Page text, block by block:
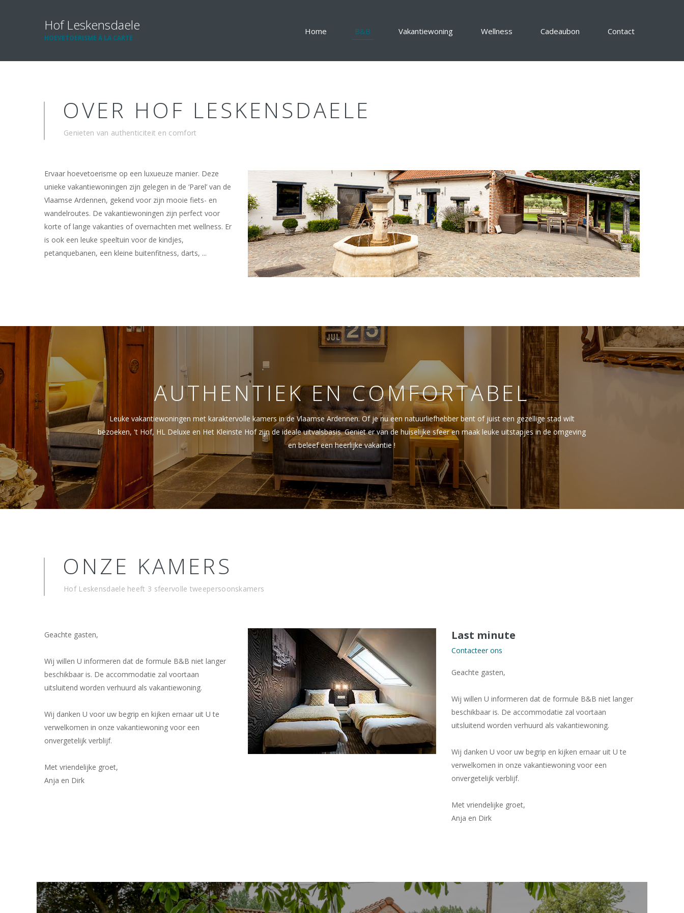
Hof Leskensdaele
HOEVETOERISME À LA CARTE
Home B&B Vakantiewoning Wellness Cadeaubon Contact
OVER HOF LESKENSDAELE
Genieten van authenticiteit en comfort
Ervaar hoevetoerisme op een luxueuze manier. Deze
unieke vakantiewoningen zijn gelegen in de ‘Parel’ van de
Vlaamse Ardennen, gekend voor zijn mooie fiets- en
wandelroutes. De vakantiewoningen zijn perfect voor
korte of lange vakanties of overnachten met wellness. Er
is ook een leuke speeltuin voor de kindjes,
petanquebanen, een kleine buitenfitness, darts, ...
AUTHENTIEK EN COMFORTABEL
Leuke vakantiewoningen met karaktervolle kamers in de Vlaamse Ardennen. Of je nu een natuurliefhebber bent of juist een gezellige stad wilt
bezoeken, 't Hof, HL Deluxe en Het Kleinste Hof zijn de ideale uitvalsbasis. Geniet er van de huiselijke sfeer en maak leuke uitstapjes in de omgeving
en beleef een heerlijke vakantie !
ONZE KAMERS
Hof Leskensdaele heeft 3 sfeervolle tweepersoonskamers
Geachte gasten,
Wij willen U informeren dat de formule B&B niet langer
beschikbaar is. De accommodatie zal voortaan
uitsluitend worden verhuurd als vakantiewoning.
Wij danken U voor uw begrip en kijken ernaar uit U te
verwelkomen in onze vakantiewoning voor een
onvergetelijk verblijf.
Met vriendelijke groet,
Anja en Dirk
Last minute
Contacteer ons
Geachte gasten,
Wij willen U informeren dat de formule B&B niet langer
beschikbaar is. De accommodatie zal voortaan
uitsluitend worden verhuurd als vakantiewoning.
Wij danken U voor uw begrip en kijken ernaar uit U te
verwelkomen in onze vakantiewoning voor een
onvergetelijk verblijf.
Met vriendelijke groet,
Anja en Dirk